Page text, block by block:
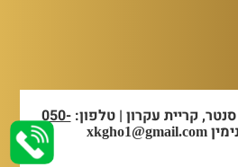
קריית עקרון | טלפון:050-
xkgho1@gmail.com